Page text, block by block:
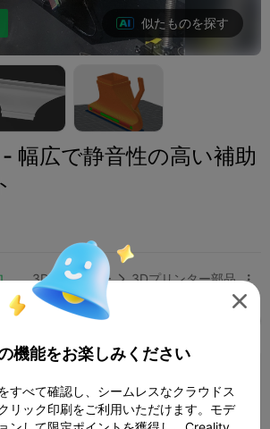
似たものを探す
幅広で静音性の高い補助
3Dプリンター  3Dプリンター部品 
 01h 56m  1 プレート  48.68g

機能をお楽しみください
すべて確認し、シームレスなクラウドス
リック印刷をご利用いただけます。モデ